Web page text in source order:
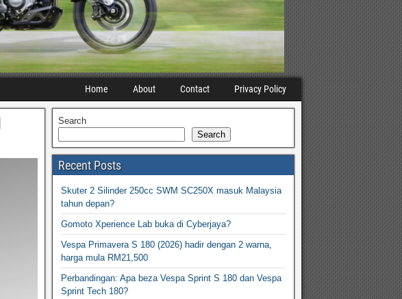
Home About Contact Privacy Policy
Search
Search
Recent Posts
Skuter 2 Silinder 250cc SWM SC250X masuk Malaysia
tahun depan?
Gomoto Xperience Lab buka di Cyberjaya?
Vespa Primavera S 180 (2026) hadir dengan 2 warna,
harga mula RM21,500
Perbandingan: Apa beza Vespa Sprint S 180 dan Vespa
Sprint Tech 180?